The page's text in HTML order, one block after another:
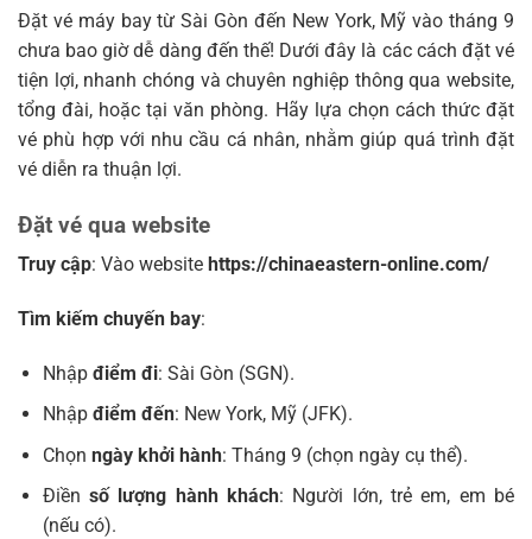
Đặt vé máy bay từ Sài Gòn đến New York, Mỹ vào tháng 9
chưa bao giờ dễ dàng đến thế! Dưới đây là các cách đặt vé
tiện lợi, nhanh chóng và chuyên nghiệp thông qua website,
tổng đài, hoặc tại văn phòng. Hãy lựa chọn cách thức đặt
vé phù hợp với nhu cầu cá nhân, nhằm giúp quá trình đặt
vé diễn ra thuận lợi.
Đặt vé qua website
Truy cập: Vào website https://chinaeastern-online.com/
Tìm kiếm chuyến bay:
Nhập điểm đi: Sài Gòn (SGN).
Nhập điểm đến: New York, Mỹ (JFK).
Chọn ngày khởi hành: Tháng 9 (chọn ngày cụ thể).
Điềnsố lượng hành khách: Người lớn, trẻ em, em bé
(nếu có).